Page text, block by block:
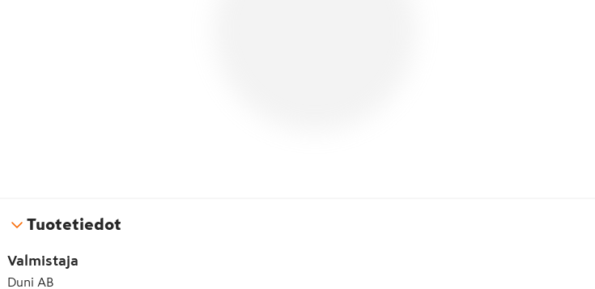
Tuotetiedot
Valmistaja
Duni AB